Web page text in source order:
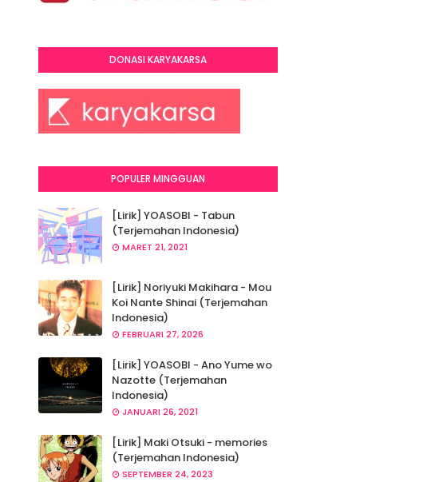
DONASI KARYAKARSA
POPULER MINGGUAN
[Lirik] YOASOBI - Tabun
(Terjemahan Indonesia)
MARET 21, 2021
[Lirik] Noriyuki Makihara - Mou
Koi Nante Shinai (Terjemahan
Indonesia)
FEBRUARI 27, 2026
[Lirik] YOASOBI - Ano Yume wo
Nazotte (Terjemahan
Indonesia)
JANUARI 26, 2021
[Lirik] Maki Otsuki - memories
(Terjemahan Indonesia)
SEPTEMBER 24, 2023